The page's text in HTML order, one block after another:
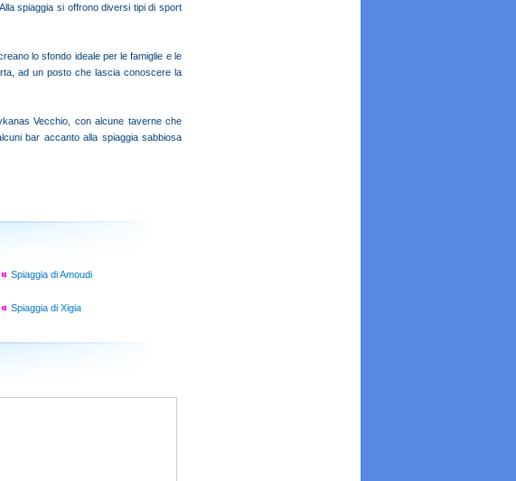
spiaggia si offrono diversi tipi di sport
lo sfondo ideale per le famiglie e le
ad un posto che lascia conoscere la
Vecchio, con alcune taverne che
bar accanto alla spiaggia sabbiosa
Spiaggia di Amoudi
Spiaggia di Xigia